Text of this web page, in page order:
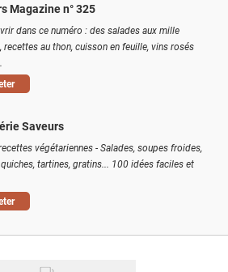
Magazine n° 325
dans ce numéro : des salades aux mille
recettes au thon, cuisson en feuille, vins rosés
Saveurs
végétariennes - Salades, soupes froides,
tartines, gratins... 100 idées faciles et